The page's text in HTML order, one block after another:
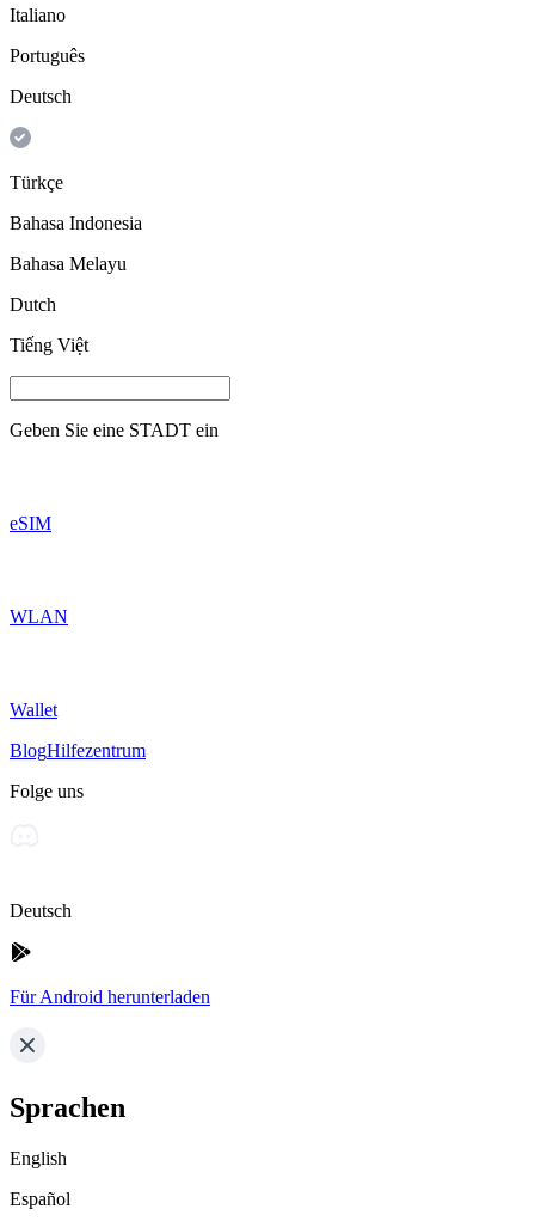
Italiano
Português
Deutsch
Türkçe
Bahasa Indonesia
Bahasa Melayu
Dutch
Tiếng Việt
Geben Sie eine STADT ein
eSIM
WLAN
Wallet
BlogHilfezentrum
Folge uns
Deutsch
Für Android herunterladen
Sprachen
English
Español